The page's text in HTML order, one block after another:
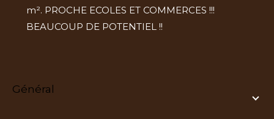
m². PROCHE ECOLES ET COMMERCES !!!
BEAUCOUP DE POTENTIEL !!
général